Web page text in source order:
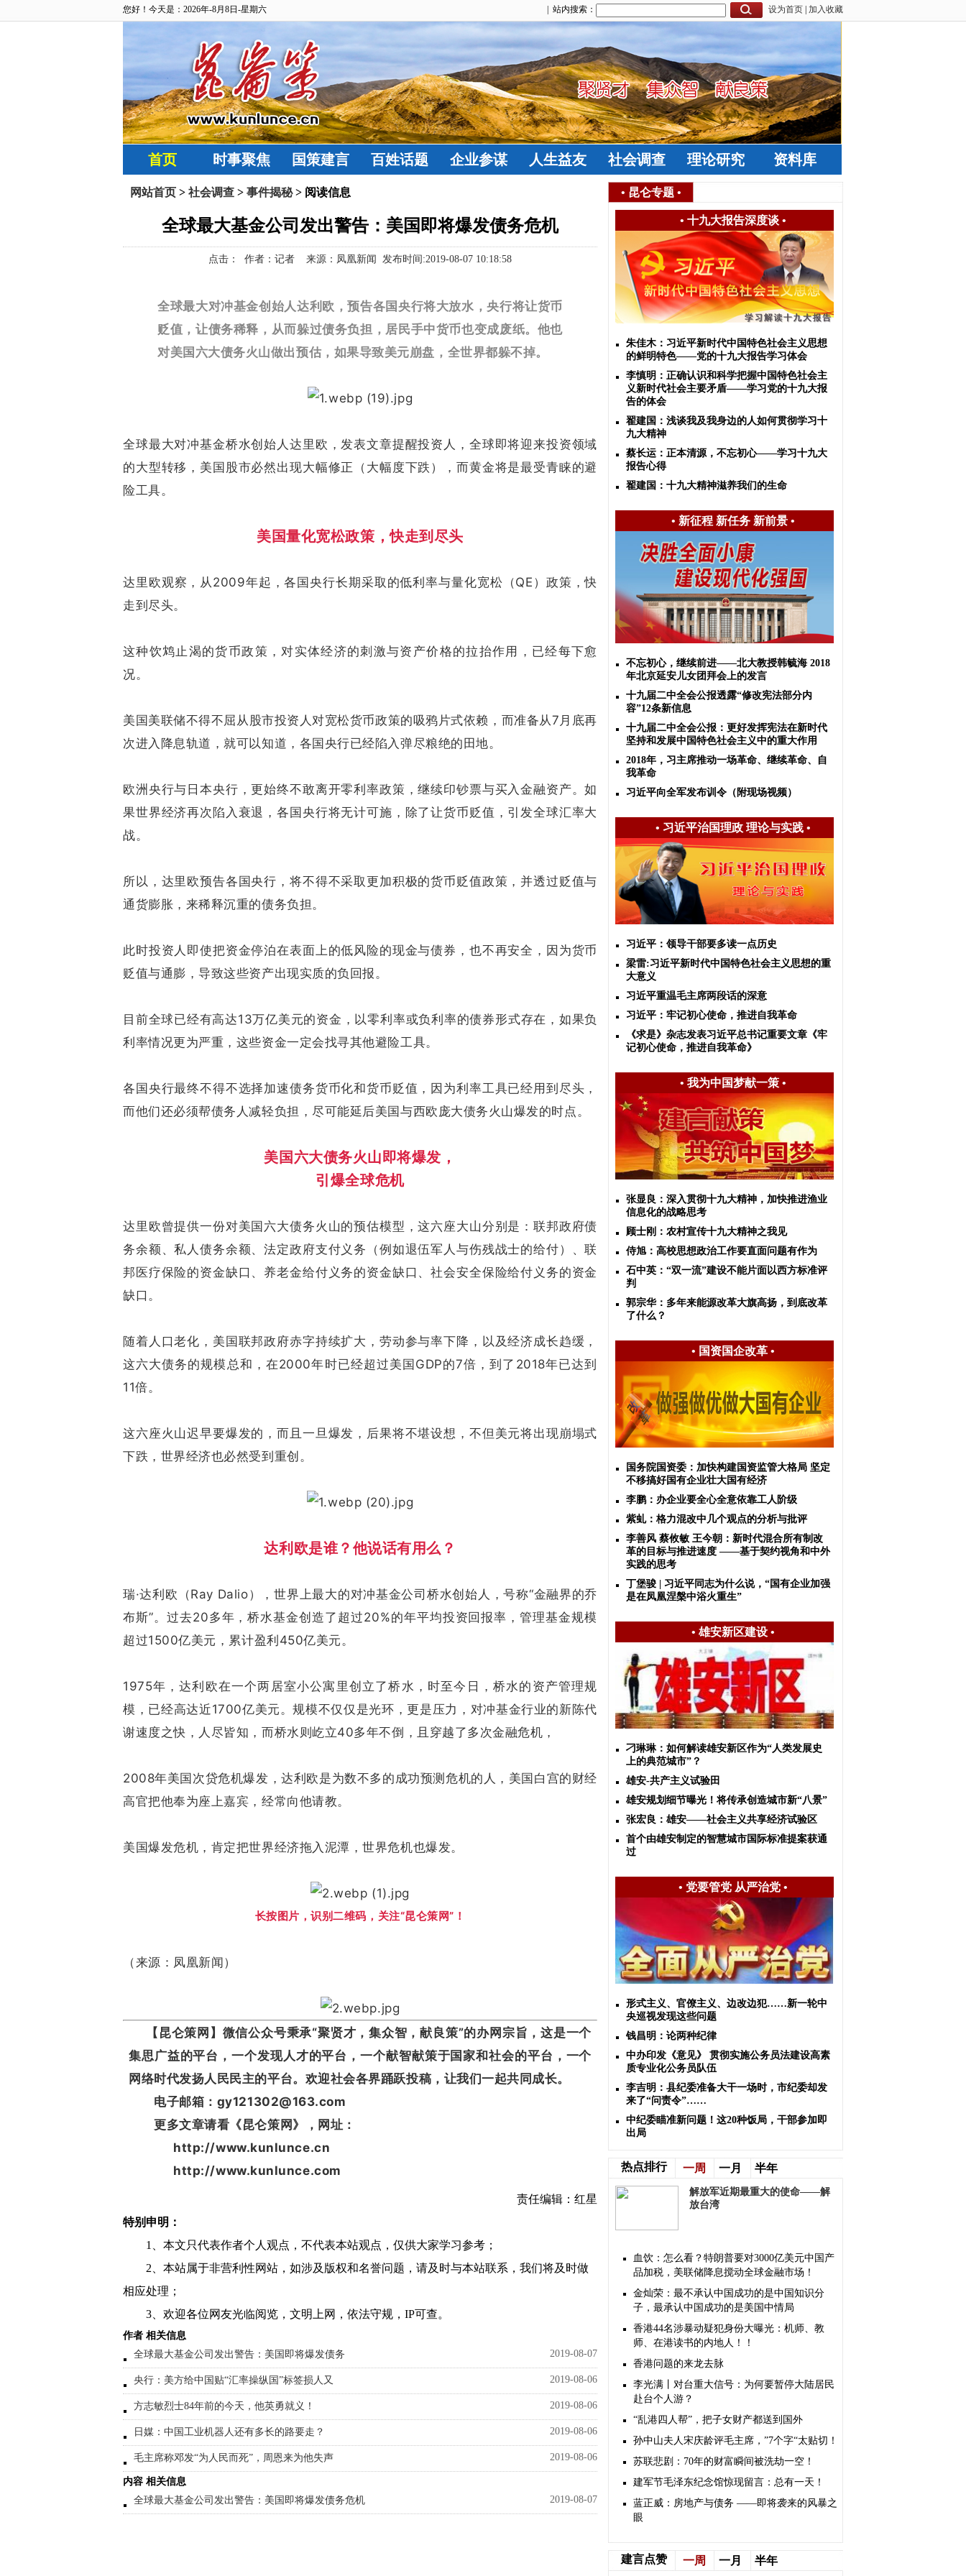
您好！今天是：2026年-8月8日-星期六 设为首页 加入收藏
| 站内搜索：
首页 时事聚焦 国策建言 百姓话题 企业参谋 人生益友 社会调查 理论研究 资料库
网站首页 > 社会调查 > 事件揭秘> 阅读信息
全球最大基金公司发出警告：美国即将爆发债务危机
点击： 作者：记者 来源：凤凰新闻 发布时间:2019-08-07 10:18:58
全球最大对冲基金创始人达利欧，预告各国央行将大放水，央行将让货币
贬值，让债务稀释，从而躲过债务负担，居民手中货币也变成废纸。 他也
对美国六大债务火山做出预估，如果导致美元崩盘，全世界都躲不掉。
全球最大对冲基金桥水创始人达里欧，发表文章提醒投资人，全球即将迎来投资领域
的大型转移，美国股市必然出现大幅修正（大幅度下跌），而黄金将是最受青睐的避
险工具。
美国量化宽松政策，快走到尽头
达里欧观察，从2009年起，各国央行长期采取的低利率与量化宽松（QE）政策，快
走到尽头。
这种饮鸩止渴的货币政策，对实体经济的刺激与资产价格的拉抬作用，已经每下愈
况。
美国美联储不得不屈从股市投资人对宽松货币政策的吸鸦片式依赖，而准备从7月底再
次进入降息轨道，就可以知道，各国央行已经陷入弹尽粮绝的田地。
欧洲央行与日本央行，更始终不敢离开零利率政策，继续印钞票与买入金融资产。如
果世界经济再次陷入衰退，各国央行将无计可施，除了让货币贬值，引发全球汇率大
战。
所以，达里欧预告各国央行，将不得不采取更加积极的货币贬值政策，并透过贬值与
通货膨胀，来稀释沉重的债务负担。
此时投资人即使把资金停泊在表面上的低风险的现金与债券，也不再安全，因为货币
贬值与通膨，导致这些资产出现实质的负回报。
目前全球已经有高达13万亿美元的资金，以零利率或负利率的债券形式存在，如果负
利率情况更为严重，这些资金一定会找寻其他避险工具。
各国央行最终不得不选择加速债务货币化和货币贬值，因为利率工具已经用到尽头，
而他们还必须帮债务人减轻负担，尽可能延后美国与西欧庞大债务火山爆发的时点。
美国六大债务火山即将爆发，
引爆全球危机
达里欧曾提供一份对美国六大债务火山的预估模型，这六座大山分别是：联邦政府债
务余额、私人债务余额、法定政府支付义务（例如退伍军人与伤残战士的给付）、联
邦医疗保险的资金缺口、养老金给付义务的资金缺口、社会安全保险给付义务的资金
缺口。
随着人口老化，美国联邦政府赤字持续扩大，劳动参与率下降，以及经济成长趋缓，
这六大债务的规模总和，在2000年时已经超过美国GDP的7倍，到了2018年已达到
11倍。
这六座火山迟早要爆发的，而且一旦爆发，后果将不堪设想，不但美元将出现崩塌式
下跌，世界经济也必然受到重创。
达利欧是谁？ 他说话有用么？
瑞·达利欧（Ray Dalio），世界上最大的对冲基金公司桥水创始人，号称“金融界的乔
布斯”。过去20多年，桥水基金创造了超过20%的年平均投资回报率，管理基金规模
超过1500亿美元，累计盈利450亿美元。
1975年，达利欧在一个两居室小公寓里创立了桥水，时至今日，桥水的资产管理规
模，已经高达近1700亿美元。规模不仅仅是光环，更是压力，对冲基金行业的新陈代
谢速度之快，人尽皆知，而桥水则屹立40多年不倒，且穿越了多次金融危机，
2008年美国次贷危机爆发，达利欧是为数不多的成功预测危机的人，美国白宫的财经
高官把他奉为座上嘉宾，经常向他请教。
美国爆发危机，肯定把世界经济拖入泥潭，世界危机也爆发。
长按图片，识别二维码，关注“昆仑策网”！
（来源：凤凰新闻）
【昆仑策网】微信公众号秉承“聚贤才，集众智，献良策”的办网宗旨，这是一个
集思广益的平台，一个发现人才的平台，一个献智献策于国家和社会的平台，一个
网络时代发扬人民民主的平台。欢迎社会各界踊跃投稿，让我们一起共同成长。
电子邮箱：gy121302@163.com
更多文章请看《昆仑策网》，网址：
http://www.kunlunce.cn
http://www.kunlunce.com
责任编辑：红星
特别申明：
1、本文只代表作者个人观点，不代表本站观点，仅供大家学习参考；
2、本站属于非营利性网站，如涉及版权和名誉问题，请及时与本站联系，我们将及时做
相应处理；
3、欢迎各位网友光临阅览，文明上网，依法守规，IP可查。
作者 相关信息
全球最大基金公司发出警告：美国即将爆发债务
2019-08-07
央行：美方给中国贴“汇率操纵国”标签损人又 2019-08-06
方志敏烈士84年前的今天，他英勇就义！ 2019-08-06
日媒：中国工业机器人还有多长的路要走？ 2019-08-06
毛主席称邓发“为人民而死”，周恩来为他失声 2019-08-06
内容 相关信息
全球最大基金公司发出警告：美国即将爆发债务危机
2019-08-07
• 昆仑专题 •
• 十九大报告深度谈•
朱佳木：习近平新时代中国特色社会主义思想
的鲜明特色——党的十九大报告学习体会
李慎明：正确认识和科学把握中国特色社会主
义新时代社会主要矛盾——学习党的十九大报
告的体会
翟建国：浅谈我及我身边的人如何贯彻学习十
九大精神
蔡长运：正本清源，不忘初心——学习十九大
报告心得
翟建国：十九大精神滋养我们的生命
• 新征程 新任务 新前景•
不忘初心，继续前进——北大教授韩毓海 2018
年北京延安儿女团拜会上的发言
十九届二中全会公报透露“修改宪法部分内
容”12条新信息
十九届二中全会公报：更好发挥宪法在新时代
坚持和发展中国特色社会主义中的重大作用
2018年，习主席推动一场革命、继续革命、自
我革命
习近平向全军发布训令（附现场视频）
• 习近平治国理政 理论与实践•
习近平：领导干部要多读一点历史
梁雷:习近平新时代中国特色社会主义思想的重
大意义
习近平重温毛主席两段话的深意
习近平：牢记初心使命，推进自我革命
《求是》杂志发表习近平总书记重要文章《牢
记初心使命，推进自我革命》
• 我为中国梦献一策•
张显良：深入贯彻十九大精神，加快推进渔业
信息化的战略思考
顾士刚：农村宣传十九大精神之我见
侍旭：高校思想政治工作要直面问题有作为
石中英：“双一流”建设不能片面以西方标准评
判
郭宗华：多年来能源改革大旗高扬，到底改革
了什么？
• 国资国企改革•
国务院国资委：加快构建国资监管大格局 坚定
不移搞好国有企业壮大国有经济
李鹏：办企业要全心全意依靠工人阶级
紫虬：格力混改中几个观点的分析与批评
李善风 蔡攸敏 王今朝：新时代混合所有制改
革的目标与推进速度 ——基于契约视角和中外
实践的思考
丁堡骏 | 习近平同志为什么说，“国有企业加强
是在凤凰涅槃中浴火重生”
• 雄安新区建设•
刁琳琳：如何解读雄安新区作为“人类发展史
上的典范城市”？
雄安-共产主义试验田
雄安规划细节曝光！将传承创造城市新“八景”
张宏良：雄安——社会主义共享经济试验区
首个由雄安制定的智慧城市国际标准提案获通
过
• 党要管党 从严治党•
形式主义、官僚主义、边改边犯……新一轮中
央巡视发现这些问题
钱昌明：论两种纪律
中办印发《意见》 贯彻实施公务员法建设高素
质专业化公务员队伍
李吉明：县纪委准备大干一场时，市纪委却发
来了“问责令”……
中纪委瞄准新问题！这20种饭局，干部参加即
出局
热点排行 一周 一月 半年
解放军近期最重大的使命——解
放台湾
血饮：怎么看？特朗普要对3000亿美元中国产
品加税，美联储降息搅动全球金融市场！
金灿荣：最不承认中国成功的是中国知识分
子，最承认中国成功的是美国中情局
香港44名涉暴动疑犯身份大曝光：机师、教
师、在港读书的内地人！！
香港问题的来龙去脉
李光满丨对台重大信号：为何要暂停大陆居民
赴台个人游？
“乱港四人帮”，把子女财产都送到国外
孙中山夫人宋庆龄评毛主席，”7个字“太贴切！
苏联悲剧：70年的财富瞬间被洗劫一空！
建军节毛泽东纪念馆惊现留言：总有一天！
蓝正威：房地产与债务 ——即将袭来的风暴之
眼
建言点赞 一周 一月 半年